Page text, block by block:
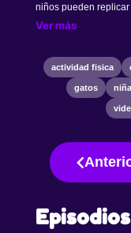
niños pueden
Ver más
actividad fisica
gatos
Episodios